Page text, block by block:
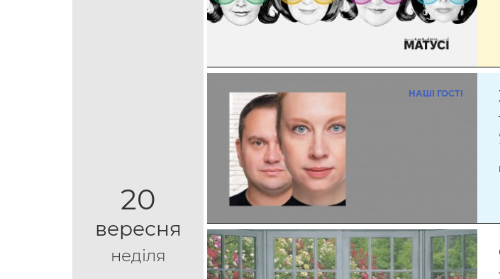
20
вересня
неділя
НАШІ ГОСТІ